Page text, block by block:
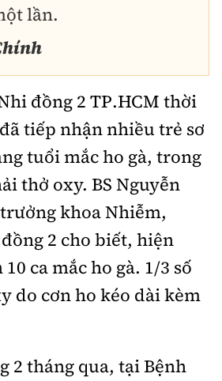
lần.
đồng 2 TP.HCM thời
tiếp nhận nhiều trẻ sơ
tuổi mắc ho gà, trong
thở oxy. BS Nguyễn
khoa Nhiễm,
2 cho biết, hiện
ca mắc ho gà. 1/3 số
do cơn ho kéo dài kèm
2 tháng qua, tại Bệnh